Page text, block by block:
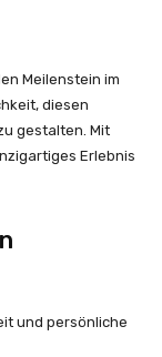
Meilenstein im
diesen
gestalten. Mit
Erlebnis
und persönliche